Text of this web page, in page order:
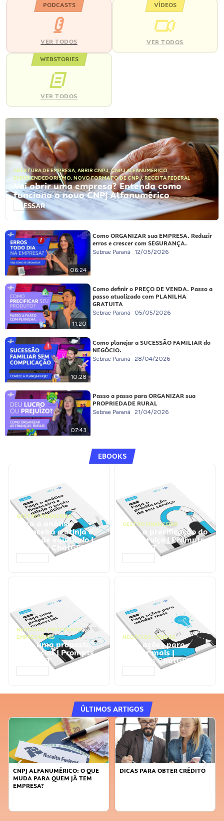
PODCASTS
VER TODOS
VÍDEOS
VER TODOS
WEBSTORIES
VER TODOS
ABERTURA DE EMPRESA, ABRIR CNPJ,CNPJ ALFANUMÉRICO,
EMPREENDEDORISMO, NOVO FORMATO DE CNPJ,RECEITA FEDERAL
Vai abrir uma empresa? Entenda como
funciona o novo CNPJ Alfanumérico
ACESSAR
06:24
Como ORGANIZAR sua EMPRESA. Reduzir
erros e crescer com SEGURANÇA.
Sebrae Paraná 12/05/2026
11:20
Como definir o PREÇO DE VENDA. Passo a
passo atualizado com PLANILHA
GRATUITA
Sebrae Paraná 05/05/2026
10:28
Como planejar a SUCESSÃO FAMILIAR do
NEGÓCIO.
Sebrae Paraná 28/04/2026
07:43
Passo a passo para ORGANIZAR sua
PROPRIEDADE RURAL
Sebrae Paraná 21/04/2026
EBOOKS
GESTÃO FINANCEIRA
Faça a análise
financeira e atinja o
ponto de equilíbrio |
Prompts ChatGPT
GESTÃO FINANCEIRA
Faça a precificação do
seu serviço | Prompts
ChatGPT
NEGÓCIOS, PROCESSOS
EMPRESARIAIS
Faça uma proposta
comercial | Prompts
ChatGPT
NEGÓCIOS, VENDAS
Faça ações para
vender mais |
Prompts ChatGPT
ÚLTIMOS ARTIGOS
DICAS PARA OBTER CRÉDITO
FAÇA A DIFERENÇA: SEJA